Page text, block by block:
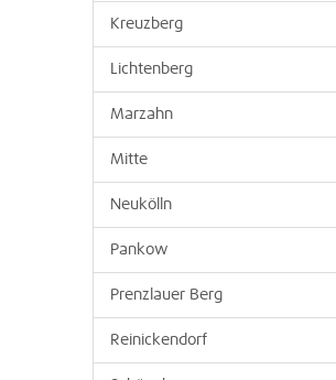
Kreuzberg
Lichtenberg
Marzahn
Mitte
Neukölln
Pankow
Prenzlauer Berg
Reinickendorf